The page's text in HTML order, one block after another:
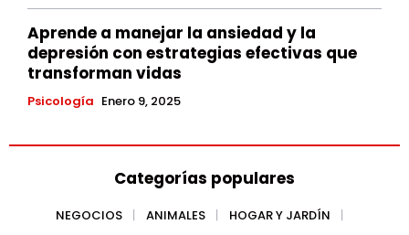
Aprende a manejar la ansiedad y la
depresión con estrategias efectivas que
transforman vidas
Psicología Enero 9, 2025
Categorías populares
NEGOCIOS ANIMALES
HOGAR Y JARDÍN